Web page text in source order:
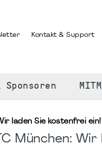
Kontakt & Support
laden Sie kostenfrei ein!
München: Wir